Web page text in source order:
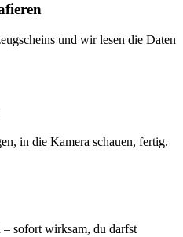
und wir lesen die Daten
in die Kamera schauen, fertig.
sofort wirksam, du darfst